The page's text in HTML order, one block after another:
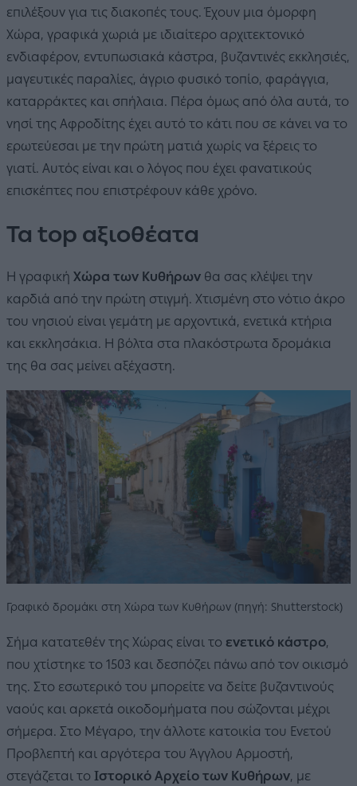
επιλέξουν για τις διακοπές τους. Έχουν μια όμορφη
Χώρα, γραφικά χωριά με ιδιαίτερο αρχιτεκτονικό
ενδιαφέρον, εντυπωσιακά κάστρα, βυζαντινές εκκλησιές,
μαγευτικές παραλίες, άγριο φυσικό τοπίο, φαράγγια,
καταρράκτες και σπήλαια. Πέρα όμως από όλα αυτά, το
νησί της Αφροδίτης έχει αυτό το κάτι που σε κάνει να το
ερωτεύεσαι με την πρώτη ματιά χωρίς να ξέρεις το
γιατί. Αυτός είναι και ο λόγος που έχει φανατικούς
επισκέπτες που επιστρέφουν κάθε χρόνο.
Τα top αξιοθέατα
H γραφική Χώρα των Κυθήρων θα σας κλέψει την
καρδιά από την πρώτη στιγμή. Χτισμένη στο νότιο άκρο
του νησιού είναι γεμάτη με αρχοντικά, ενετικά κτήρια
και εκκλησάκια. Η βόλτα στα πλακόστρωτα δρομάκια
της θα σας μείνει αξέχαστη.
Γραφικό δρομάκι στη Χώρα των Κυθήρων (πηγή: Shutterstock)
Σήμα κατατεθέν της Χώρας είναι το ενετικό κάστρο,
που χτίστηκε το 1503 και δεσπόζει πάνω από τον οικισμό
της. Στο εσωτερικό του μπορείτε να δείτε βυζαντινούς
ναούς και αρκετά οικοδομήματα που σώζονται μέχρι
σήμερα. Στο Μέγαρο, την άλλοτε κατοικία του Ενετού
Προβλεπτή και αργότερα του Άγγλου Αρμοστή,
στεγάζεται το Ιστορικό Αρχείο των Κυθήρων, με